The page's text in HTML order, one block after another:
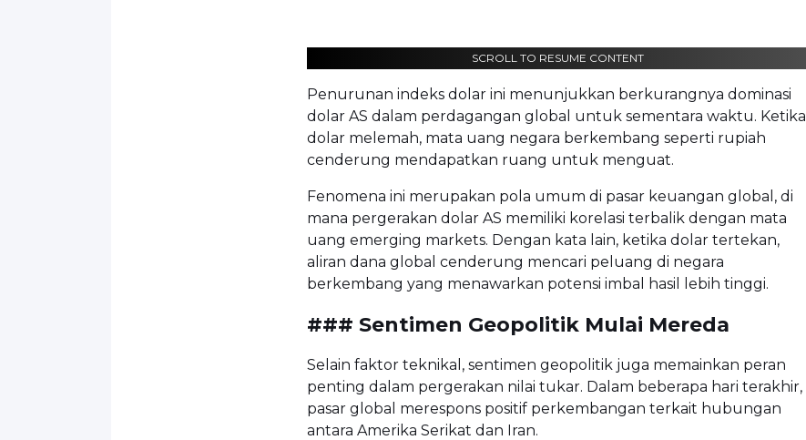
SCROLL TO RESUME CONTENT
Penurunan indeks dolar ini menunjukkan berkurangnya dominasi
dolar AS dalam perdagangan global untuk sementara waktu. Ketika
dolar melemah, mata uang negara berkembang seperti rupiah
cenderung mendapatkan ruang untuk menguat.
Fenomena ini merupakan pola umum di pasar keuangan global, di
mana pergerakan dolar AS memiliki korelasi terbalik dengan mata
uang emerging markets. Dengan kata lain, ketika dolar tertekan,
aliran dana global cenderung mencari peluang di negara
berkembang yang menawarkan potensi imbal hasil lebih tinggi.
### Sentimen Geopolitik Mulai Mereda
Selain faktor teknikal, sentimen geopolitik juga memainkan peran
penting dalam pergerakan nilai tukar. Dalam beberapa hari terakhir,
pasar global merespons positif perkembangan terkait hubungan
antara Amerika Serikat dan Iran.